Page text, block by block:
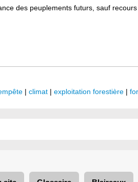
des peuplements futurs, sauf
| climat | exploitation forestière |